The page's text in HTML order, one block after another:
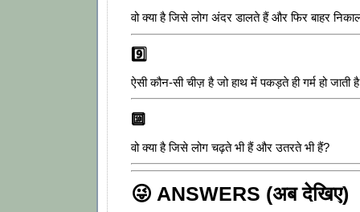
वो क्या है जिसे लोग अंदर डालते हैं और फिर बाहर
9️⃣
ऐसी कौन-सी चीज़ है जो हाथ में पकड़ते ही गर्म हो जाती
🔟
वो क्या है जिसे लोग चढ़ते भी हैं और उतरते भी हैं?
😜 ANSWERS (अब देखिए)